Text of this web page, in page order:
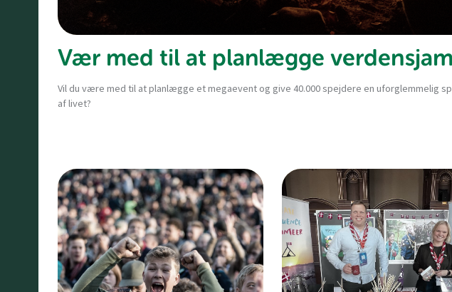
Vær med til at planlægge
Vil du være med til at planlægge et megaevent og give 40.000 spejdere en uforglemmelig
af livet?